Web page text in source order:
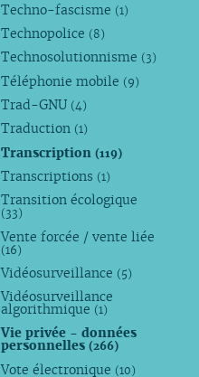
Techno-fascisme (1)
Technopolice (8)
Technosolutionnisme (3)
Téléphonie mobile (9)
Trad-GNU (4)
Traduction (1)
Transcription(119)
Transcriptions (1)
Transition écologique
(33)
Vente forcée / vente liée
(16)
Vidéosurveillance (5)
Vidéosurveillance
algorithmique (1)
Vie privée - données
personnelles(266)
Vote électronique (10)